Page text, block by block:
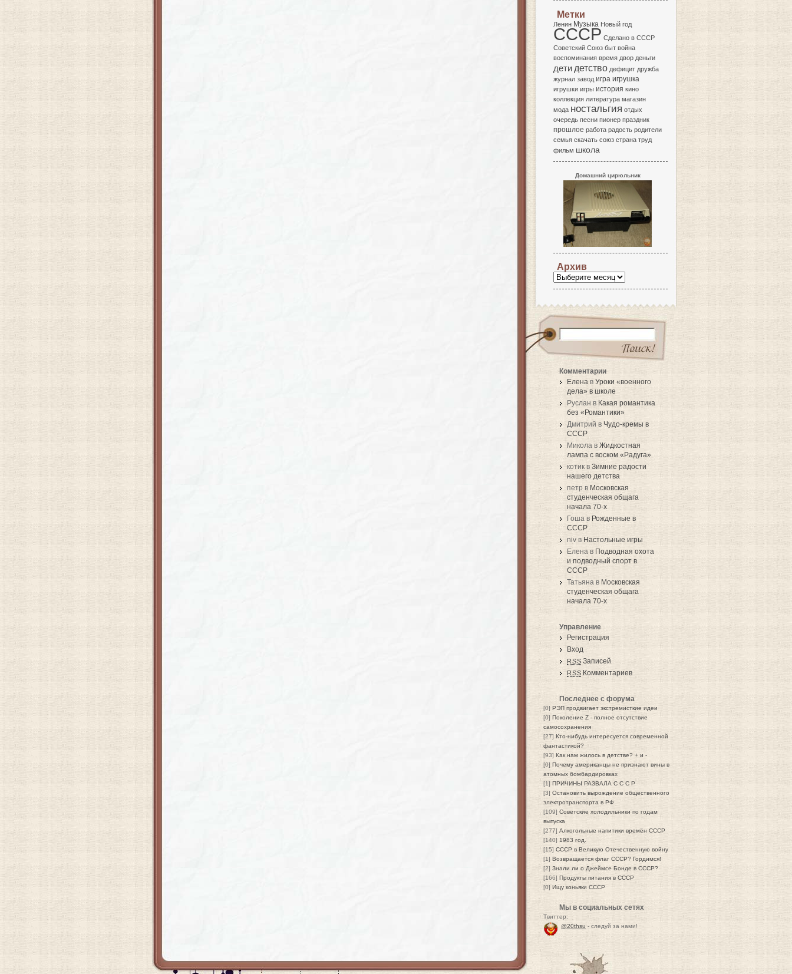
Метки
Ленин Музыка Новый год
СССР Сделано в СССР
Советский Союз быт война
воспоминания время двор деньги
дети детство дефицит дружба
журнал завод игра игрушка
игрушки игры история кино
коллекция литература магазин
мода ностальгия отдых
очередь песни пионер праздник
прошлое работа радость родители
семья скачать союз страна труд
фильм школа
Домашний цирюльник
Архив
Комментарии
Елена в Уроки «военного
дела» в школе
Руслан в Какая романтика
без «Романтики»
Дмитрий в Чудо-кремы в
СССР
Микола в Жидкостная
лампа с воском «Радуга»
котик в Зимние радости
нашего детства
петр в Московская
студенческая общага
начала 70-х
Гоша в Рожденные в
СССР
niv в Настольные игры
Елена в Подводная охота
и подводный спорт в
СССР
Татьяна в Московская
студенческая общага
начала 70-х
Управление
Регистрация
Вход
RSS Записей
RSS Комментариев
Последнее с форума
[0] РЭП продвигает экстремисткие идеи
[0] Поколение Z - полное отсутствие
самосохранения
[27] Кто-нибудь интересуется современной
фантастикой?
[93] Как нам жилось в детстве? + и -
[0] Почему американцы не признают вины в
атомных бомбардировках
[1] ПРИЧИНЫ РАЗВАЛА С С С Р
[3] Остановить вырождение общественного
электротранспорта в РФ
[109] Советские холодильники по годам
выпуска
[277] Алкогольные напитики времён СССР
[140] 1983 год.
[15] СССР в Великую Отечественную войну
[1] Возвращается флаг СССР? Гордимся!
[2] Знали ли о Джеймсе Бонде в СССР?
[166] Продукты питания в СССР
[0] Ищу коньяки СССР
Мы в социальных сетях
Твиттер:
@20thsu - следуй за нами!